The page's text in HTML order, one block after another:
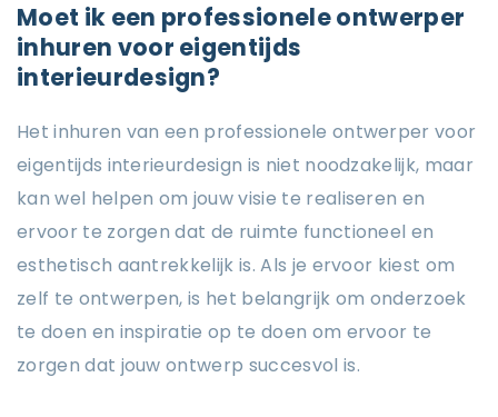
Moet ik een professionele ontwerper
inhuren voor eigentijds
interieurdesign?
Het inhuren van een professionele ontwerper voor
eigentijds interieurdesign is niet noodzakelijk, maar
kan wel helpen om jouw visie te realiseren en
ervoor te zorgen dat de ruimte functioneel en
esthetisch aantrekkelijk is. Als je ervoor kiest om
zelf te ontwerpen, is het belangrijk om onderzoek
te doen en inspiratie op te doen om ervoor te
zorgen dat jouw ontwerp succesvol is.